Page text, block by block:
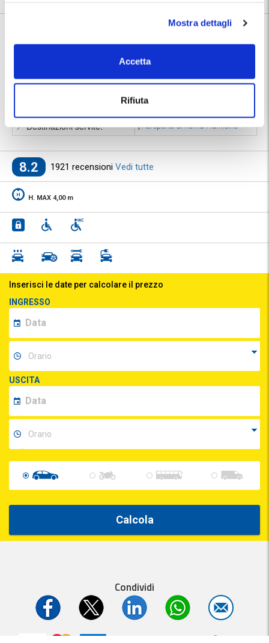
Mostra dettagli
Accetta
Rifiuta
custodito, accessibile, wc
🔧 Servizi aggiuntivi:
autolavaggio, gommista,
8.2
📍 Destinazioni servite:
|Aeroporto di Roma Fiumicino
8.2 1921 recensioni Vedi tutte
H. MAX 4,00 m
Inserisci le date per calcolare il prezzo
INGRESSO
USCITA
Calcola
Condividi